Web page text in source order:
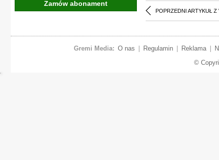
POPRZEDNI ARTYKUŁ Z
Zamów abonament
Gremi Media: O nas Regulamin Reklama
©